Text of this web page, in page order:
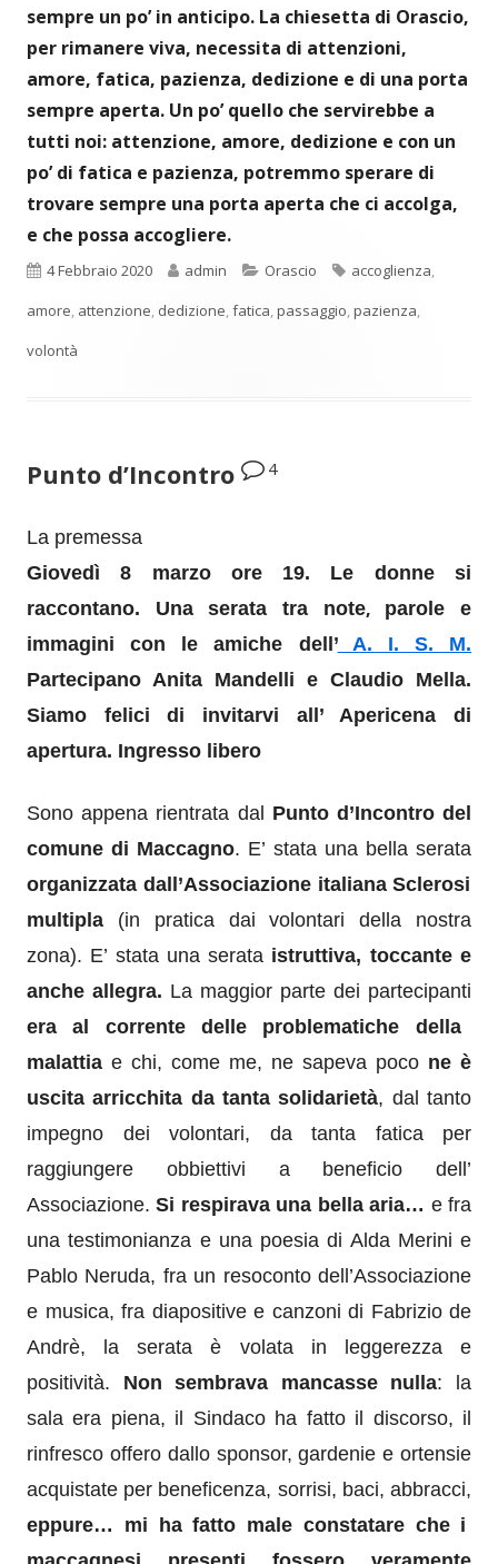
sempre un po’ in anticipo. La chiesetta di Orascio,
per rimanere viva, necessita di attenzioni,
amore, fatica, pazienza, dedizione e di una porta
sempre aperta. Un po’ quello che servirebbe a
tutti noi: attenzione, amore, dedizione e con un
po’ di fatica e pazienza, potremmo sperare di
trovare sempre una porta aperta che ci accolga,
e che possa accogliere.
Pubblicato
4 Febbraio 2020 Autore
admin Categorie
Orascio Tag
accoglienza,
amore, attenzione, dedizione,fatica,passaggio,pazienza,
volontà
Punto d’Incontro 4
La premessa
Giovedì 8 marzo ore 19. Le donne si
raccontano. Una serata tra note, parole e
immagini con le amiche dell’A. I. S. M.
Partecipano Anita Mandelli e Claudio Mella.
Siamo felici di invitarvi all’ Apericena di
apertura. Ingresso libero
Sono appena rientrata dal Punto d’Incontro del
comune di Maccagno. E’ stata una bella serata
organizzata dall’Associazione italiana Sclerosi
multipla (in pratica dai volontari della nostra
zona). E’ stata una serata istruttiva, toccante e
anche allegra. La maggior parte dei partecipanti
era al corrente delle problematiche della
malattia e chi, come me, ne sapeva poco ne è
uscita arricchita da tanta solidarietà, dal tanto
impegno dei volontari, da tanta fatica per
raggiungere obbiettivi a beneficio dell’
Associazione.Si respirava una bella aria… e fra
una testimonianza e una poesia di Alda Merini e
Pablo Neruda, fra un resoconto dell’Associazione
e musica, fra diapositive e canzoni di Fabrizio de
Andrè, la serata è volata in leggerezza e
positività. Non sembrava mancasse nulla: la
sala era piena, il Sindaco ha fatto il discorso, il
rinfresco offero dallo sponsor, gardenie e ortensie
acquistate per beneficenza, sorrisi, baci, abbracci,
eppure…
mi ha fatto male constatare che i